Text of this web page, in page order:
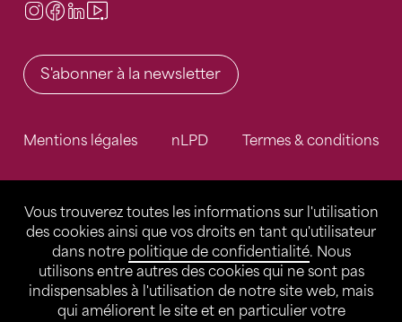
Vous trouverez toutes les informations sur l'utilisation
des cookies ainsi que vos droits en tant qu'utilisateur
dans notre politique de confidentialité. Nous
utilisons entre autres des cookies qui ne sont pas
indispensables à l'utilisation de notre site web, mais
qui améliorent le site et en particulier votre
Instagram
Facebook
LinkedIn
S'abonner à la newsletter
Mentions légales nLPD Termes & conditions